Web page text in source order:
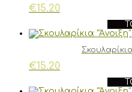
€15.20
€15.20